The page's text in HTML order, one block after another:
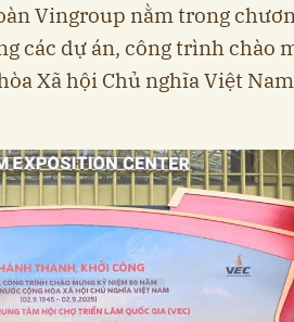
Vingroup nằm trong
các dự án, công trình chào
Xã hội Chủ nghĩa Việt